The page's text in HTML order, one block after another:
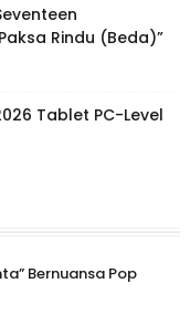
Rindu (Beda)”
Tablet PC-Level
Bernuansa Pop